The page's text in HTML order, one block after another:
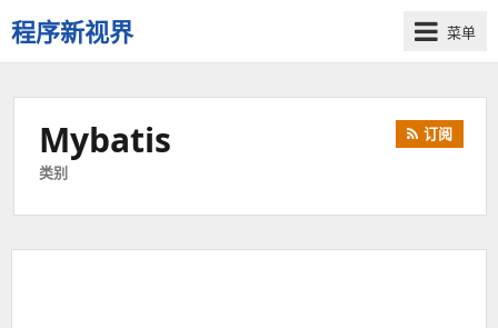
程序新视界
开
启
新
菜单
Mybatis
类别
订阅